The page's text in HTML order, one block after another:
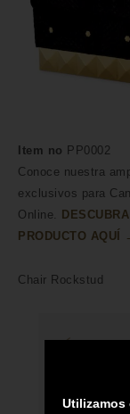
Item no PP0002
Conoce nuestra
exclusivos para
Online.
PRODUCTO AQUÍ
Chair Rockstud
ENVÍO
Utilizamos